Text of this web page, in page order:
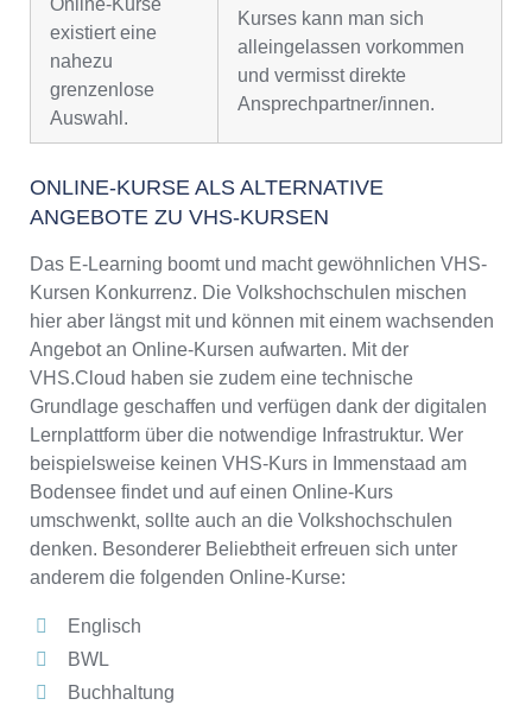
Online-Kurse
existiert eine
nahezu
grenzenlose
Auswahl.
Kurses kann man sich
alleingelassen vorkommen
und vermisst direkte
Ansprechpartner/innen.
ONLINE-KURSE ALS ALTERNATIVE
ANGEBOTE ZU VHS-KURSEN
Das E-Learning boomt und macht gewöhnlichen VHS-
Kursen Konkurrenz. Die Volkshochschulen mischen
hier aber längst mit und können mit einem wachsenden
Angebot an Online-Kursen aufwarten. Mit der
VHS.Cloud haben sie zudem eine technische
Grundlage geschaffen und verfügen dank der digitalen
Lernplattform über die notwendige Infrastruktur. Wer
beispielsweise keinen VHS-Kurs in Immenstaad am
Bodensee findet und auf einen Online-Kurs
umschwenkt, sollte auch an die Volkshochschulen
denken. Besonderer Beliebtheit erfreuen sich unter
anderem die folgenden Online-Kurse:
Englisch
BWL
Buchhaltung